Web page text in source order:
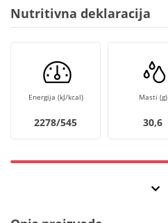
Nutritivna deklaracija
Energija (kJ/kcal)
2278/545
Masti (g)
30,6